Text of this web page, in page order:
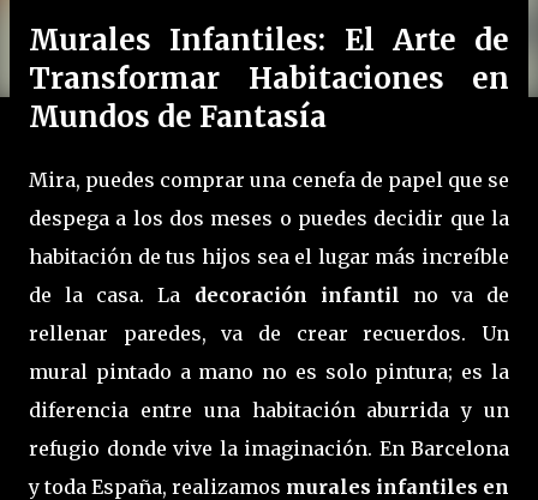
Murales Infantiles: El Arte de
Transformar Habitaciones en
Mundos de Fantasía
Mira, puedes comprar una cenefa de papel que se
despega a los dos meses o puedes decidir que la
habitación de tus hijos sea el lugar más increíble
de la casa. La decoración infantil no va de
rellenar paredes, va de crear recuerdos. Un
mural pintado a mano no es solo pintura; es la
diferencia entre una habitación aburrida y un
refugio donde vive la imaginación. En Barcelona
y toda España, realizamos murales infantiles en